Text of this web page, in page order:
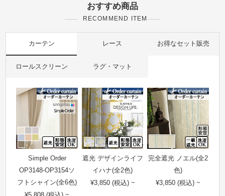
おすすめ商品
RECOMMEND ITEM
カーテン レース お得なセット販売
ロールスクリーン ラグ・マット
Simple Order
OP3148-OP3154ソ
フトシャイン(全6色)
遮光 デザインライフ
イハナ(全2色)
¥3,850 (税込) ~
完全遮光 ノエル(全2
色)
¥3,850 (税込) ~